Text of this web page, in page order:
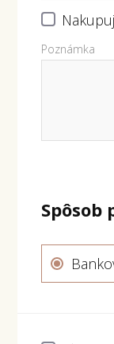
Poznámka
Spôsob